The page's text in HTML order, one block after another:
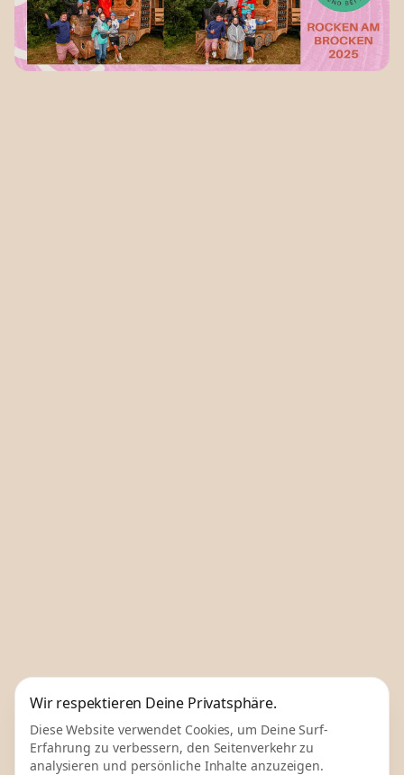
Wir respektieren Deine Privatsphäre.
Diese Website verwendet Cookies, um Deine Surf-
Erfahrung zu verbessern, den Seitenverkehr zu
analysieren und persönliche Inhalte anzuzeigen.